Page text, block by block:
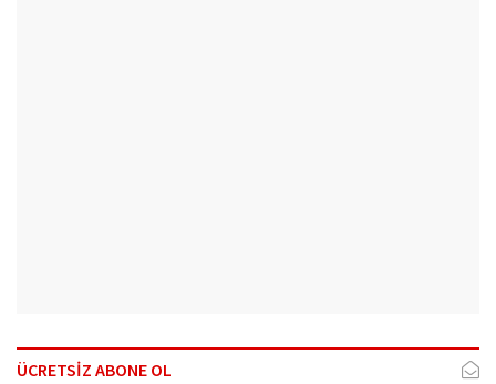
ÜCRETSİZ ABONE OL